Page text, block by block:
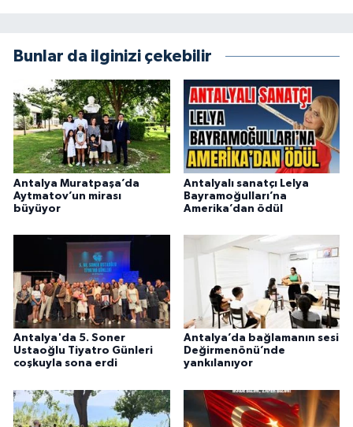
Bunlar da ilginizi çekebilir
Antalya Muratpaşa’da
Aytmatov’un mirası
büyüyor
Antalyalı sanatçı Lelya
Bayramoğulları’na
Amerika’dan ödül
Antalya'da 5. Soner
Ustaoğlu Tiyatro Günleri
coşkuyla sona erdi
Antalya’da bağlamanın sesi
Değirmenönü’nde
yankılanıyor